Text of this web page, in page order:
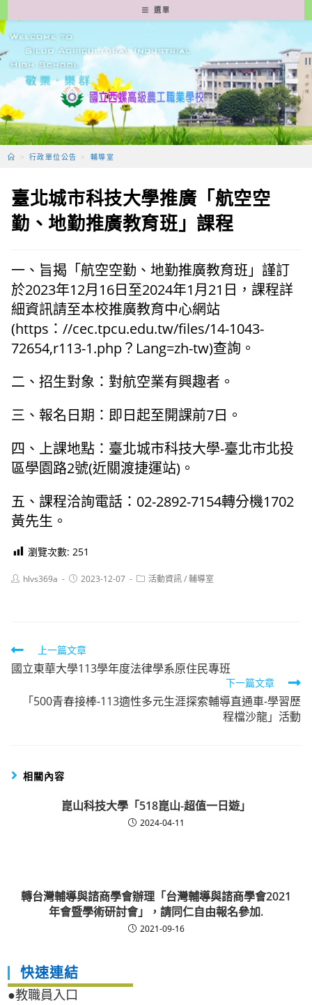
轉
至
要
容
選單
> 行政單位公告 > 輔導室
臺北城市科技大學推廣「航空空
勤、地勤推廣教育班」課程
一、旨揭「航空空勤、地勤推廣教育班」謹訂
於2023年12月16日至2024年1月21日，課程詳
細資訊請至本校推廣教育中心網站
(https：//cec.tpcu.edu.tw/files/14-1043-
72654,r113-1.php？Lang=zh-tw)查詢。
二、招生對象：對航空業有興趣者。
三、報名日期：即日起至開課前7日。
四、上課地點：臺北城市科技大學-臺北市北投
區學園路2號(近關渡捷運站)。
五、課程洽詢電話：02-2892-7154轉分機1702
黃先生。
瀏覽次數: 251
Posthlvs369a
Post2023-12-07
Post活動資訊/輔導室
Read
more
articles
上一篇文章
國立東華大學113學年度法律學系原住民專班
下一篇文章
「500青春接棒-113適性多元生涯探索輔導直通車-學習歷
程檔沙龍」活動
相關內容
崑山科技大學「518崑山-超值一日遊」
2024-04-11
轉台灣輔導與諮商學會辦理「台灣輔導與諮商學會2021
年會暨學術研討會」，請同仁自由報名參加.
2021-09-16
快速連結
●教職員入口